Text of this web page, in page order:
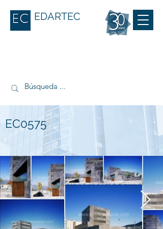
EDARTEC
EC0575